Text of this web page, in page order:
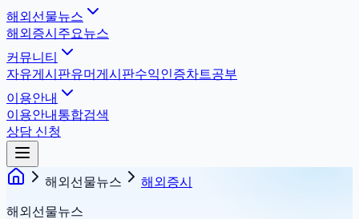
해외선물뉴스
해외증시 주요뉴스
커뮤니티
자유게시판유머게시판수익인증차트공부
이용안내
이용안내 통합검색
상담 신청
해외선물뉴스 해외증시
해외선물뉴스